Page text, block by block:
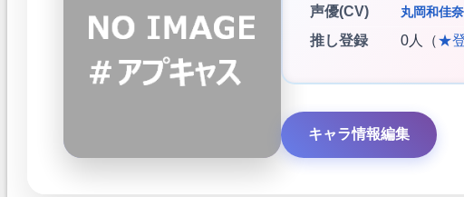
声優(CV)
丸岡和佳奈
推し登録 0人（★
キャラ情報編集